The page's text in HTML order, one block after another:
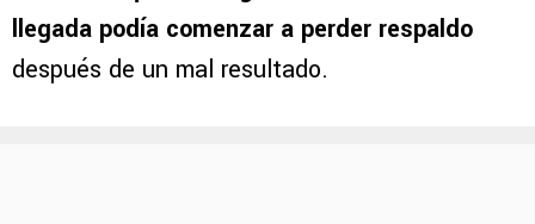
llegada podía comenzar a perder respaldo
después de un mal resultado.